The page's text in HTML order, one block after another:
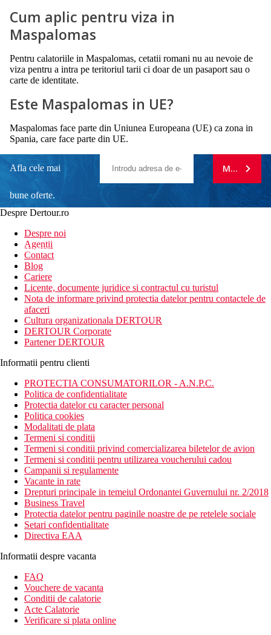
Cum aplic pentru viza in
Maspalomas
Pentru calatoriile in Maspalomas, cetatii romani nu au nevoie de
viza pentru a intra pe teritoriul tarii ci doar de un pasaport sau o
carte de identitate.
Este Maspalomas in UE?
Maspalomas face parte din Uniunea Europeana (UE) ca zona in
Spania, care face parte din UE.
Afla cele mai
bune oferte.
newsletter!
MA
Despre Dertour.ro
Despre noi
Agentii
Contact
Blog
Cariere
Licente, documente juridice si contractul cu turistul
Nota de informare privind protectia datelor pentru contactele de
afaceri
Cultura organizationala DERTOUR
DERTOUR Corporate
Partener DERTOUR
Informatii pentru clienti
PROTECTIA CONSUMATORILOR - A.N.P.C.
Politica de confidentialitate
Protectia datelor cu caracter personal
Politica cookies
Modalitati de plata
Termeni si conditii
Termeni si conditii privind comercializarea biletelor de avion
Termeni si conditii pentru utilizarea voucherului cadou
Campanii si regulamente
Vacante in rate
Drepturi principale in temeiul Ordonantei Guvernului nr. 2/2018
Business Travel
Protectia datelor pentru paginile noastre de pe retelele sociale
Setari confidentialitate
Directiva EAA
Informatii despre vacanta
FAQ
Vouchere de vacanta
Conditii de calatorie
Acte Calatorie
Verificare si plata online